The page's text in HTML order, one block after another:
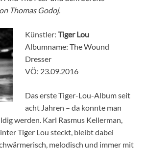
Thomas Godoj.
Künstler: Tiger Lou
Albumname: The Wound
Dresser
VÖ: 23.09.2016
Das erste Tiger-Lou-Album seit
acht Jahren – da konnte man
werden. Karl Rasmus Kellerman,
Tiger Lou steckt, bleibt dabei
melodisch und immer mit